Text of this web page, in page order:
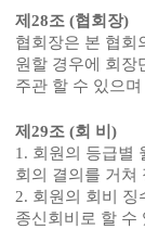
제28조(협회장)
협회장은 본 협회
원할 경우에 회장
주관 할 수 있으
제29조(회 비)
1. 회원의 등급별
회의 결의를 거쳐
2. 회원의 회비 징
종신회비로 할 수